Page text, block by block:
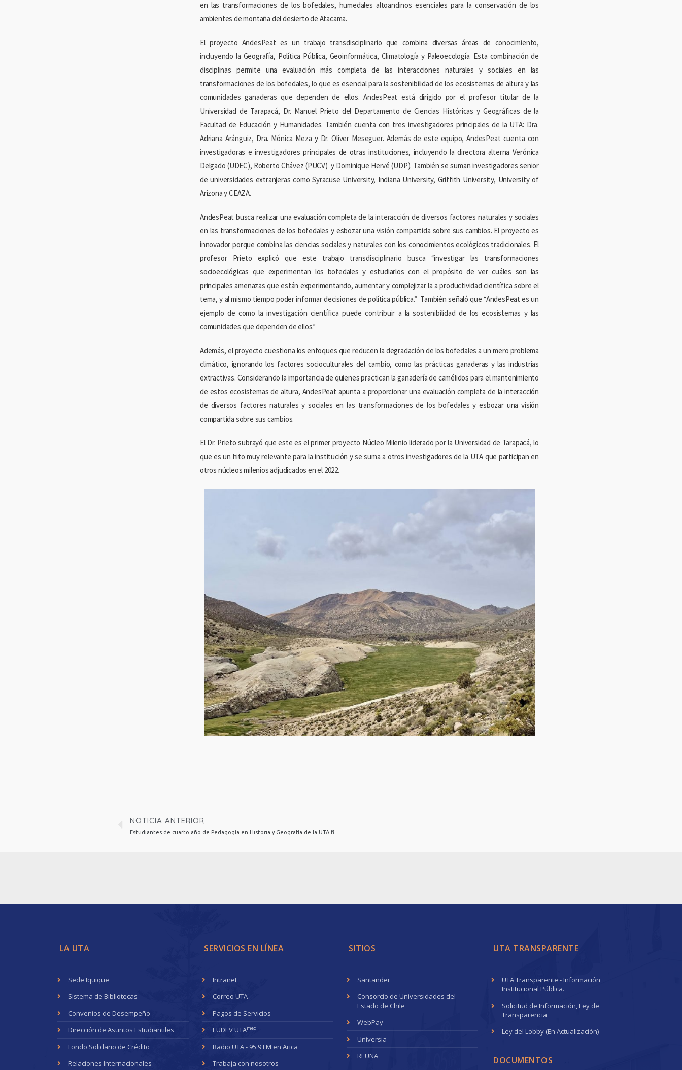
en las transformaciones de los bofedales, humedales altoandinos esenciales para la conservación de los
ambientes de montaña del desierto de Atacama.
El proyecto AndesPeat es un trabajo transdisciplinario que combina diversas áreas de conocimiento,
incluyendo la Geografía, Política Pública, Geoinformática, Climatología y Paleoecología. Esta combinación de
disciplinas permite una evaluación más completa de las interacciones naturales y sociales en las
transformaciones de los bofedales, lo que es esencial para la sostenibilidad de los ecosistemas de altura y las
comunidades ganaderas que dependen de ellos. AndesPeat está dirigido por el profesor titular de la
Universidad de Tarapacá, Dr. Manuel Prieto del Departamento de Ciencias Históricas y Geográficas de la
Facultad de Educación y Humanidades. También cuenta con tres investigadores principales de la UTA: Dra.
Adriana Aránguiz, Dra. Mónica Meza y Dr. Oliver Meseguer. Además de este equipo, AndesPeat cuenta con
investigadoras e investigadores principales de otras instituciones, incluyendo la directora alterna Verónica
Delgado (UDEC), Roberto Chávez (PUCV) y Dominique Hervé (UDP). También se suman investigadores senior
de universidades extranjeras como Syracuse University, Indiana University, Griffith University, University of
Arizona y CEAZA.
AndesPeat busca realizar una evaluación completa de la interacción de diversos factores naturales y sociales
en las transformaciones de los bofedales y esbozar una visión compartida sobre sus cambios. El proyecto es
innovador porque combina las ciencias sociales y naturales con los conocimientos ecológicos tradicionales. El
profesor Prieto explicó que este trabajo transdisciplinario busca “investigar las transformaciones
socioecológicas que experimentan los bofedales y estudiarlos con el propósito de ver cuáles son las
principales amenazas que están experimentando, aumentar y complejizar la a productividad científica sobre el
tema, y al mismo tiempo poder informar decisiones de política pública.” También señaló que “AndesPeat es un
ejemplo de como la investigación científica puede contribuir a la sostenibilidad de los ecosistemas y las
comunidades que dependen de ellos.”
Además, el proyecto cuestiona los enfoques que reducen la degradación de los bofedales a un mero problema
climático, ignorando los factores socioculturales del cambio, como las prácticas ganaderas y las industrias
extractivas. Considerando la importancia de quienes practican la ganadería de camélidos para el mantenimiento
de estos ecosistemas de altura, AndesPeat apunta a proporcionar una evaluación completa de la interacción
de diversos factores naturales y sociales en las transformaciones de los bofedales y esbozar una visión
compartida sobre sus cambios.
El Dr. Prieto subrayó que este es el primer proyecto Núcleo Milenio liderado por la Universidad de Tarapacá, lo
que es un hito muy relevante para la institución y se suma a otros investigadores de la UTA que participan en
otros núcleos milenios adjudicados en el 2022.
NOTICIA ANTERIOR
LA UTA
Sede Iquique
Sistema de Bibliotecas
Convenios de Desempeño
Dirección de Asuntos Estudiantiles
Fondo Solidario de Crédito
Relaciones Internacionales
SERVICIOS EN LÍNEA
Intranet
Correo UTA
Pagos de Servicios
EUDEV UTAmed
Radio UTA - 95.9 FM en Arica
Trabaja con nosotros
SITIOS
Santander
Consorcio de Universidades del
Estado de Chile
WebPay
Universia
REUNA
UTA TRANSPARENTE
UTA Transparente - Información
Institucional Pública.
Solicitud de Información, Ley de
Transparencia
Ley del Lobby (En Actualización)
DOCUMENTOS